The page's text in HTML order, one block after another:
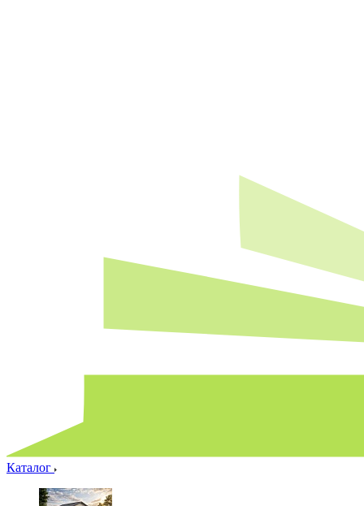
Каталог